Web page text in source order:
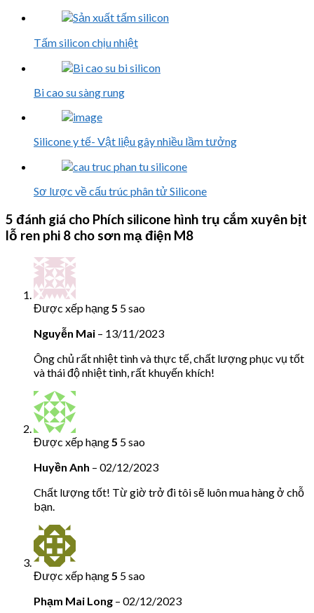
Tấm silicon chịu nhiệt
Bi cao su sàng rung
Silicone y tế- Vật liệu gây nhiều lầm tưởng
Sơ lược về cấu trúc phân tử Silicone
5 đánh giá cho Phích silicone hình trụ cắm xuyên bịt
lỗ ren phi 8 cho sơn mạ điện M8
Được xếp hạng 5 5 sao
Nguyễn Mai – 13/11/2023
Ông chủ rất nhiệt tình và thực tế, chất lượng phục vụ tốt
và thái độ nhiệt tình, rất khuyến khích!
Được xếp hạng 5 5 sao
Huyền Anh – 02/12/2023
Chất lượng tốt! Từ giờ trở đi tôi sẽ luôn mua hàng ở chỗ
bạn.
Được xếp hạng 5 5 sao
Phạm Mai Long – 02/12/2023